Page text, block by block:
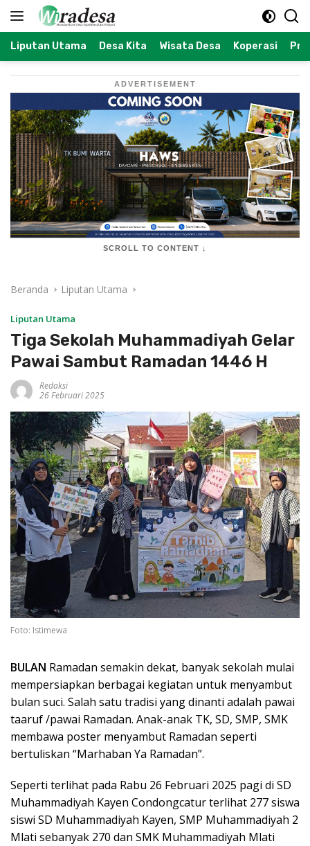
Langsung
Liputan Utama Desa Kita Wisata Desa Koperasi
ADVERTISEMENT
SCROLL TO CONTENT ↓
Beranda Liputan Utama
Liputan Utama
Tiga Sekolah Muhammadiyah Gelar
Pawai Sambut Ramadan 1446 H
Redaksi
26 Februari 2025
Foto: Istimewa
BULAN Ramadan semakin dekat, banyak sekolah mulai
mempersiapkan berbagai kegiatan untuk menyambut
bulan suci. Salah satu tradisi yang dinanti adalah pawai
taaruf /pawai Ramadan. Anak-anak TK, SD, SMP, SMK
membawa poster menyambut Ramadan seperti
bertuliskan “Marhaban Ya Ramadan”.
Seperti terlihat pada Rabu 26 Februari 2025 pagi di SD
Muhammadiyah Kayen Condongcatur terlihat 277 siswa
siswi SD Muhammadiyah Kayen, SMP Muhammadiyah 2
Mlati sebanyak 270 dan SMK Muhammadiyah Mlati